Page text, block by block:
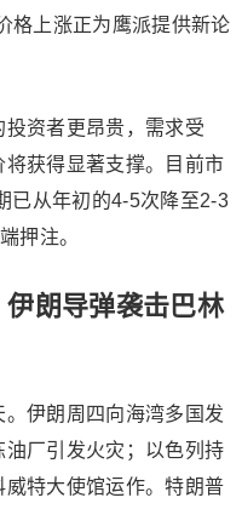
格上涨正为鹰派提供新论
资者更昂贵，需求受
将获得显著支撑。目前市
已从年初的4-5次降至2-3
押注。
朗导弹袭击巴林
伊朗周四向海湾多国发
厂引发火灾；以色列持
特大使馆运作。特朗普